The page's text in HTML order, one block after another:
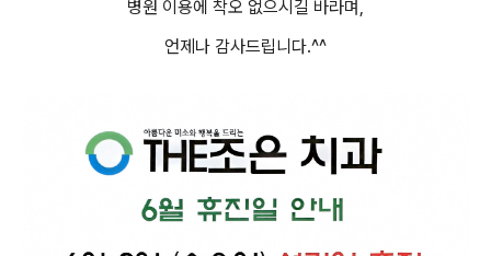
병원 이용에 착오 없으시길 바라며,
언제나 감사드립니다.^^